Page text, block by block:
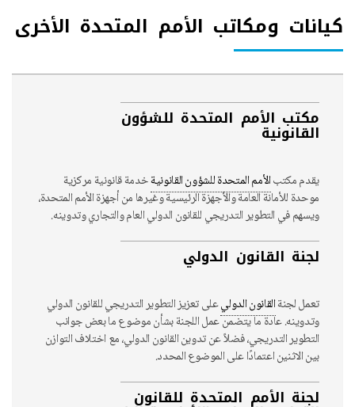
كيانات ومكاتب الأمم المتحدة الأخرى
مكتب الأمم المتحدة للشؤون
القانونية
يقدم مكتبالأمم المتحدة للشؤون القانونيةخدمة قانونية مركزية
موحدة للأمانة العامة والأجهزة الرئيسية وغيرها من أجهزة الأمم المتحدة،
ويسهم في التطوير التدريجي للقانون الدولي العام والتجاري وتدوينه.
لجنة القانون الدولي
تعمل لجنةالقانون الدوليعلى تعزيز التطوير التدريجي للقانون الدولي
وتدوينه. عادة ما يتضمن عمل اللجنة بشأن موضوع ما بعض جوانب
التطوير التدريجي، فضلاً عن تدوين القانون الدولي، مع اختلاف التوازن
بين الاثنين اعتمادًا على الموضوع المحدد.
لجنة الأمم المتحدة للقانون